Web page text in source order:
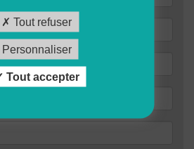
Tout refuser
Personnaliser
Tout accepter